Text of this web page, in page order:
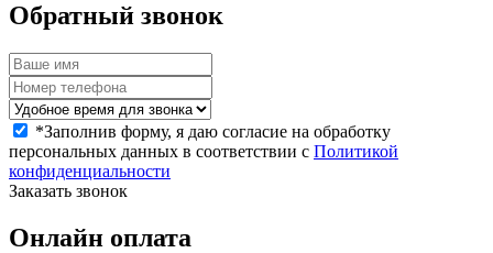
Обратный звонок
*Заполнив форму, я даю согласие на обработку
персональных данных в соответствии с Политикой
конфиденциальности
Заказать звонок
Онлайн оплата